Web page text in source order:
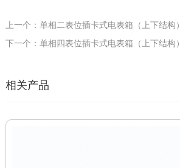
上一个：单相二表位插卡式电表箱（上下结构）
下一个：单相四表位插卡式电表箱（上下结构）
相关产品